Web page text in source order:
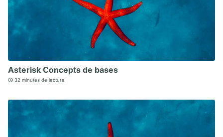
Asterisk Concepts de bases
32 minutes de lecture